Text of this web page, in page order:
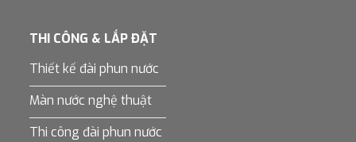
THI CÔNG & LẮP ĐẶT
Thiết kế đài phun nước
Màn nước nghệ thuật
Thi công đài phun nước